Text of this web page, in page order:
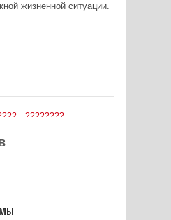
жизненной ситуации.
????????